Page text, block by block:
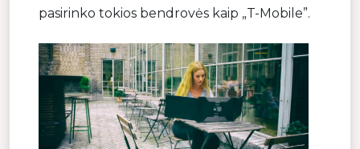
pasirinko tokios bendrovės kaip „T-Mobile”.